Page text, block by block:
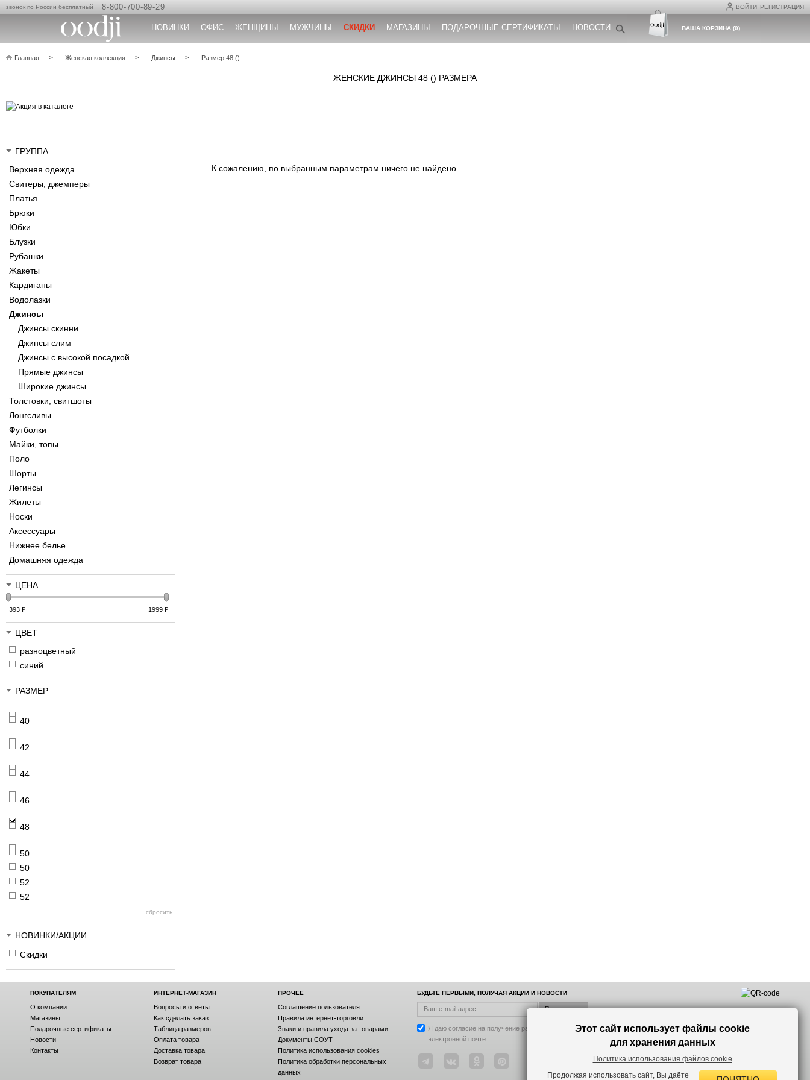
ВОЙТИ РЕГИСТРАЦИЯ
звонок по России бесплатный 8-800-700-89-29
НОВИНКИ ОФИС ЖЕНЩИНЫ МУЖЧИНЫ СКИДКИ МАГАЗИНЫ ПОДАРОЧНЫЕ СЕРТИФИКАТЫ НОВОСТИ ВАША КОРЗИНА(0)
Главная Женская коллекция Джинсы Размер 48 ()
ЖЕНСКИЕ ДЖИНСЫ 48 () РАЗМЕРА
ГРУППА
Верхняя одежда
Свитеры, джемперы
Платья
Брюки
Юбки
Блузки
Рубашки
Жакеты
Кардиганы
Водолазки
Джинсы
Джинсы скинни
Джинсы слим
Джинсы с высокой посадкой
Прямые джинсы
Широкие джинсы
Толстовки, свитшоты
Лонгсливы
Футболки
Майки, топы
Поло
Шорты
Легинсы
Жилеты
Носки
Аксессуары
Нижнее белье
Домашняя одежда
ЦЕНА
393 ₽ 1999₽
ЦВЕТ
разноцветный
синий
РАЗМЕР
40
42
44
46
48
50
50
52
52
НОВИНКИ/АКЦИИ
Скидки
К сожалению, по выбранным параметрам ничего не найдено.
ПОКУПАТЕЛЯМ
О компании
Магазины
Подарочные сертификаты
Новости
Контакты
ИНТЕРНЕТ-МАГАЗИН
Вопросы и ответы
Как сделать заказ
Таблица размеров
Оплата товара
Доставка товара
Возврат товара
ПРОЧЕЕ
Соглашение пользователя
Правила интернет-торговли
Знаки и правила ухода за товарами
Документы СОУТ
Политика использования cookies
Политика обработки персональных
данных
БУДЬТЕ ПЕРВЫМИ, ПОЛУЧАЯ АКЦИИ И НОВОСТИ
Я даю согласие на получение рассылок по
электронной почте.
Этот сайт использует файлы cookie
для хранения данных
Политика использования файлов cookie
Продолжая использовать сайт, Вы даёте